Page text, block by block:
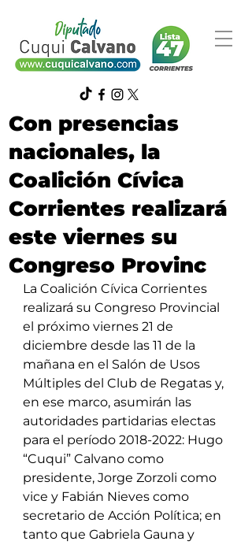
Con presencias
nacionales, la
Coalición Cívica
Corrientes realizará
este viernes su
Congreso Provinc
La Coalición Cívica Corrientes
realizará su Congreso Provincial
el próximo viernes 21 de
diciembre desde las 11 de la
mañana en el Salón de Usos
Múltiples del Club de Regatas y,
en ese marco, asumirán las
autoridades partidarias electas
para el período 2018-2022: Hugo
“Cuqui” Calvano como
presidente, Jorge Zorzoli como
vice y Fabián Nieves como
secretario de Acción Política; en
tanto que Gabriela Gauna y